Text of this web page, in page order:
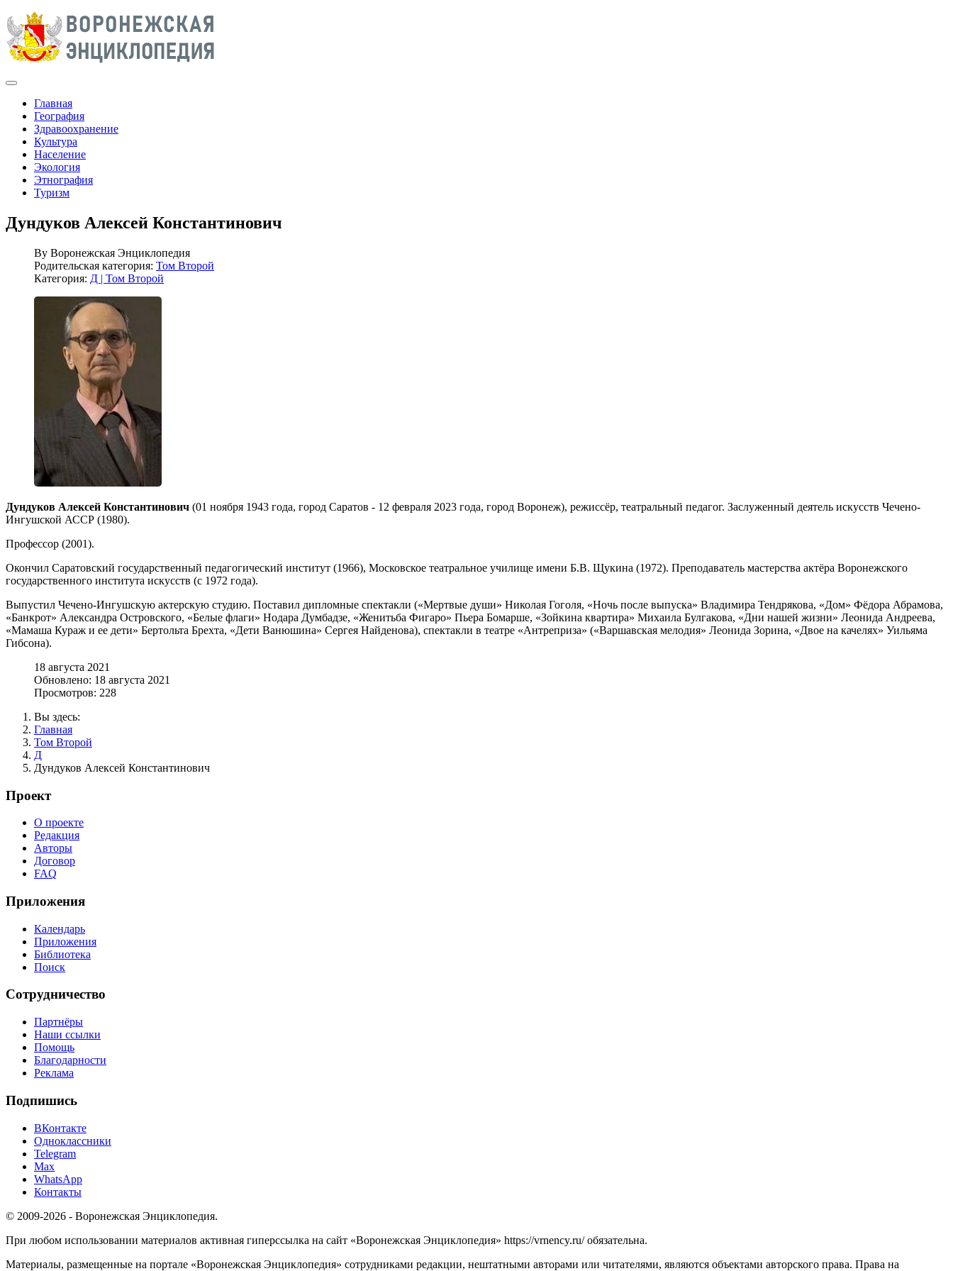
Главная
География
Здравоохранение
Культура
Население
Экология
Этнография
Туризм
Дундуков Алексей Константинович
By Воронежская Энциклопедия
Родительская категория: Том Второй
Категория: Д | Том Второй
Дундуков Алексей Константинович (01 ноября 1943 года, город Саратов - 12 февраля 2023 года, город Воронеж), режиссёр, театральный педагог. Заслуженный деятель искусств Чечено-
Ингушской АССР (1980).
Профессор (2001).
Окончил Саратовский государственный педагогический институт (1966), Московское театральное училище имени Б.В. Щукина (1972). Преподаватель мастерства актёра Воронежского
государственного института искусств (с 1972 года).
Выпустил Чечено-Ингушскую актерскую студию. Поставил дипломные спектакли («Мертвые души» Николая Гоголя, «Ночь после выпуска» Владимира Тендрякова, «Дом» Фёдора Абрамова,
«Банкрот» Александра Островского, «Белые флаги» Нодара Думбадзе, «Женитьба Фигаро» Пьера Бомарше, «Зойкина квартира» Михаила Булгакова, «Дни нашей жизни» Леонида Андреева,
«Мамаша Кураж и ее дети» Бертольта Брехта, «Дети Ванюшина» Сергея Найденова), спектакли в театре «Антреприза» («Варшавская мелодия» Леонида Зорина, «Двое на качелях» Уильяма
Гибсона).
18 августа 2021
Обновлено: 18 августа 2021
Просмотров: 228
Вы здесь:
Главная
Том Второй
Д
Дундуков Алексей Константинович
Проект
О проекте
Редакция
Авторы
Договор
FAQ
Приложения
Календарь
Приложения
Библиотека
Поиск
Сотрудничество
Партнёры
Наши ссылки
Помощь
Благодарности
Реклама
Подпишись
ВКонтакте
Одноклассники
Telegram
Max
WhatsApp
Контакты
© 2009-2026 - Воронежская Энциклопедия.
При любом использовании материалов активная гиперссылка на сайт «Воронежская Энциклопедия» https://vrnency.ru/ обязательна.
Материалы, размещенные на портале «Воронежская Энциклопедия» сотрудниками редакции, нештатными авторами или читателями, являются объектами авторского права. Права на